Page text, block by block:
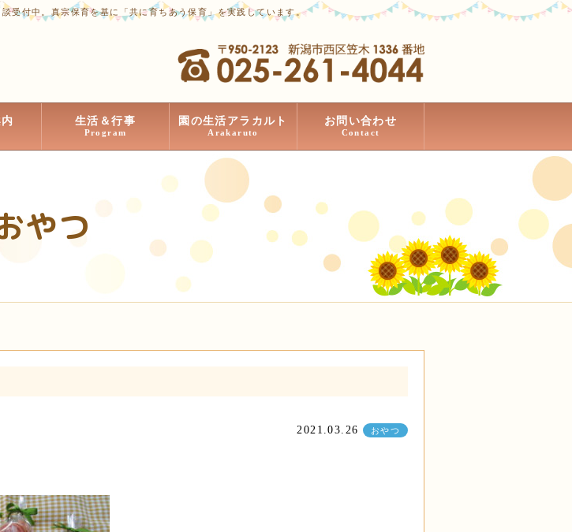
付中。真宗保育を基に「共に育ちあう保育」を実践しています。
生活＆行事
Program
園の生活アラカルト
Arakaruto
お問い合わせ
Contact
やつ
2021.03.26 おやつ